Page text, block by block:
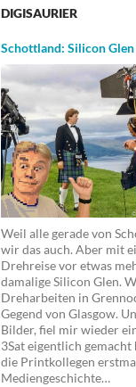
DIGISAURIER
Schottland: Silicon
Weil alle gerade von
wir das auch. Aber mit
Drehreise vor etwas
damalige Silicon Glen.
Dreharbeiten in
Gegend von Glasgow.
Bilder, fiel mir wieder
3Sat eigentlich
die Printkollegen
Mediengeschichte…